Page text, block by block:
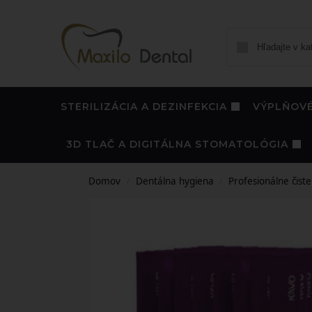
STERILIZÁCIA A DEZINFEKCIA
3D TLAČ A DIGITÁLNA STOMATOLÓGIA
Domov Dentálna hygiena Profesionálne